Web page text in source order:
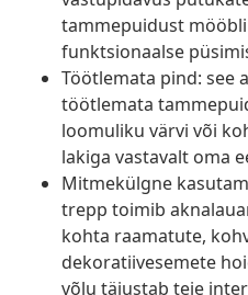
tammepuidust
funktsionaalse
Töötlemata pind: see
töötlemata
loomuliku värvi või
lakiga vastavalt oma
Mitmekülgne
trepp toimib
kohta raamatute,
dekoratiivesemete
võlu täiustab teie